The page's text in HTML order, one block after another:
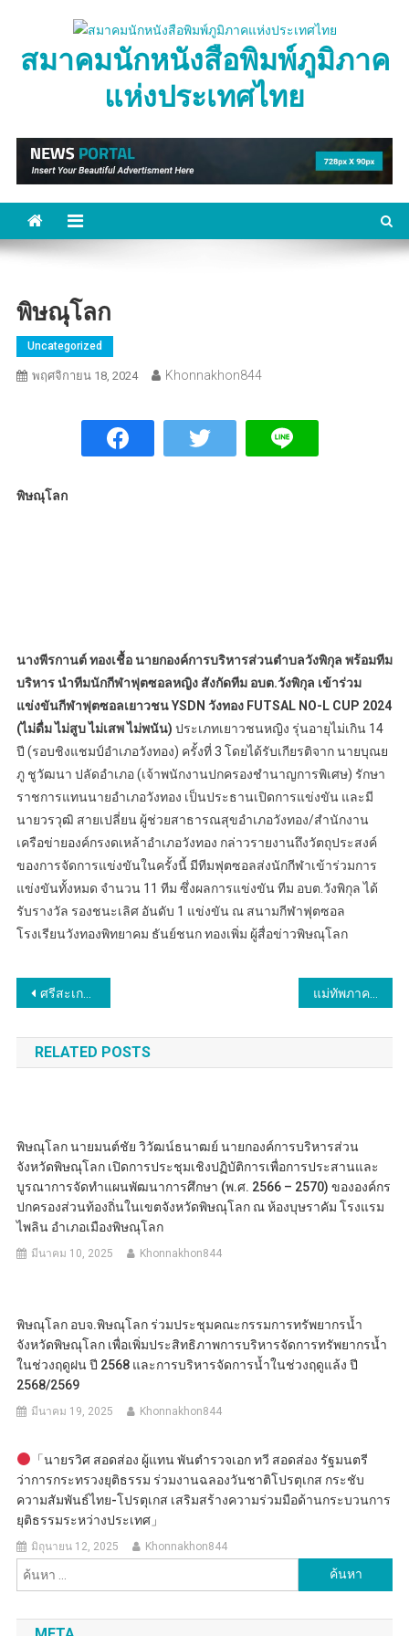
contentสมาคมนักหนังสือพิมพ์ภูมิภาค
แห่งประเทศไทย
พิษณุโลก
Uncategorized
พฤศจิกายน 18, 2024 Khonnakhon844
พิษณุโลก
นางพีรกานต์ ทองเชื้อ นายกองค์การบริหารส่วนตำบลวังพิกุล พร้อมทีม
บริหาร นำทีมนักกีฬาฟุตซอลหญิง สังกัดทีม อบต.วังพิกุล เข้าร่วม
แข่งขันกีฬาฟุตซอลเยาวชน YSDN วังทอง FUTSAL NO-L CUP 2024
(ไม่ดื่ม ไม่สูบ ไม่เสพ ไม่พนัน) ประเภทเยาวชนหญิง รุ่นอายุไม่เกิน 14
ปี (รอบชิงแชมป์อำเภอวังทอง) ครั้งที่ 3 โดยได้รับเกียรติจาก นายบุณย
ภู ชูวัฒนา ปลัดอำเภอ (เจ้าพนักงานปกครองชำนาญการพิเศษ) รักษา
ราชการแทนนายอำเภอวังทอง เป็นประธานเปิดการแข่งขัน และมี
นายวรวุฒิ สายเปลี่ยน ผู้ช่วยสาธารณสุขอำเภอวังทอง/สำนักงาน
เครือข่ายองค์กรงดเหล้าอำเภอวังทอง กล่าวรายงานถึงวัตถุประสงค์
ของการจัดการแข่งขันในครั้งนี้ มีทีมฟุตซอลส่งนักกีฬาเข้าร่วมการ
แข่งขันทั้งหมด จำนวน 11 ทีม ซึ่งผลการแข่งขัน ทีม อบต.วังพิกุล ได้
รับรางวัล รองชนะเลิศ อันดับ 1 แข่งขัน ณ สนามกีฬาฟุตซอล
โรงเรียนวังทองพิทยาคม ธันย์ชนก ทองเพิ่ม ผู้สื่อข่าวพิษณุโลก
แนะแนว
เรื่อง
ศรีสะเกษ เปิดเวทีระดมความคิด รักษาคุณค่าวัตถุโบราณและสมบัติชาติ นันทิเกศวรมรดกทางโบราณคดีแห่งเมืองร้อยกู่
RELATED POSTS
พิษณุโลก นายมนต์ชัย วิวัฒน์ธนาฒย์ นายกองค์การบริหารส่วน
จังหวัดพิษณุโลก เปิดการประชุมเชิงปฏิบัติการเพื่อการประสานและ
บูรณาการจัดทำแผนพัฒนาการศึกษา (พ.ศ. 2566 – 2570) ขององค์กร
ปกครองส่วนท้องถิ่นในเขตจังหวัดพิษณุโลก ณ ห้องบุษราคัม โรงแรม
ไพลิน อำเภอเมืองพิษณุโลก
มีนาคม 10, 2025 Khonnakhon844
พิษณุโลก อบจ.พิษณุโลก ร่วมประชุมคณะกรรมการทรัพยากรน้ำ
จังหวัดพิษณุโลก เพื่อเพิ่มประสิทธิภาพการบริหารจัดการทรัพยากรน้ำ
ในช่วงฤดูฝน ปี 2568 และการบริหารจัดการน้ำในช่วงฤดูแล้ง ปี
2568/2569
มีนาคม 19, 2025 Khonnakhon844
「นายรวิศ สอดส่อง ผู้แทน พันตำรวจเอก ทวี สอดส่อง รัฐมนตรี
ว่าการกระทรวงยุติธรรม ร่วมงานฉลองวันชาติโปรตุเกส กระชับ
ความสัมพันธ์ไทย-โปรตุเกส เสริมสร้างความร่วมมือด้านกระบวนการ
ยุติธรรมระหว่างประเทศ」
มิถุนายน 12, 2025 Khonnakhon844
สำหรับ: